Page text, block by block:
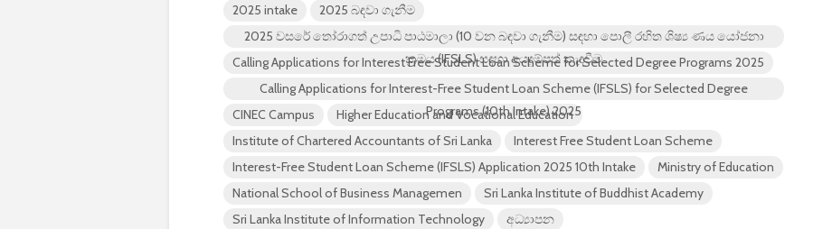
2025 intake
2025 බඳවා ගැනීම
2025 වසරේ තෝරාගත් උපාධි පාඨමාලා (10 වන බඳවා ගැනීම) සඳහා පොලී රහිත ශිෂ්‍ය ණය යෝජනා
ක්‍රමය (IFSLS) සඳහා අයදුම්පත් කැඳවීම
Calling Applications for Interest Free Student Loan Scheme for Selected Degree Programs 2025
Calling Applications for Interest-Free Student Loan Scheme (IFSLS) for Selected Degree
Programs (10th Intake) 2025
CINEC Campus
Higher Education and Vocational Education
Institute of Chartered Accountants of Sri Lanka
Interest Free Student Loan Scheme
Interest-Free Student Loan Scheme (IFSLS) Application 2025 10th Intake
Ministry of Education
National School of Business Managemen
Sri Lanka Institute of Buddhist Academy
Sri Lanka Institute of Information Technology
අධ්‍යාපන